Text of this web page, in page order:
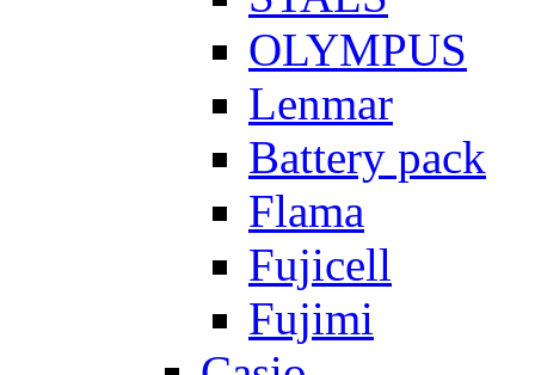
OLYMPUS
Lenmar
Battery pack
Flama
Fujicell
Fujimi